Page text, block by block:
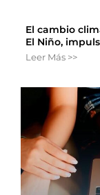
El cambio
El Niño,
Leer Más >>